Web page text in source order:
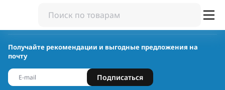
Получайте рекомендации и выгодные предложения на
почту
Подписаться